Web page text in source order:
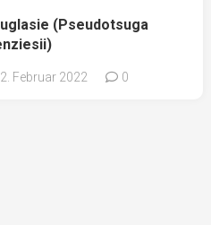
(Pseudotsuga
2. Februar 2022 0